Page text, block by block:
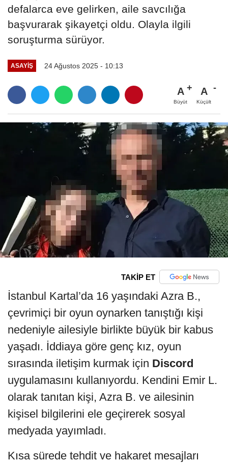
defalarca eve gelirken, aile savcılığa
başvurarak şikayetçi oldu. Olayla ilgili
soruşturma sürüyor.
ASAYIŞ 24 Ağustos 2025 - 10:13
A
Büyüt
A
Küçült
TAKİP ET
İstanbul Kartal’da 16 yaşındaki Azra B.,
çevrimiçi bir oyun oynarken tanıştığı kişi
nedeniyle ailesiyle birlikte büyük bir kabus
yaşadı. İddiaya göre genç kız, oyun
sırasında iletişim kurmak için Discord
uygulamasını kullanıyordu. Kendini Emir L.
olarak tanıtan kişi, Azra B. ve ailesinin
kişisel bilgilerini ele geçirerek sosyal
medyada yayımladı.
Kısa sürede tehdit ve hakaret mesajları